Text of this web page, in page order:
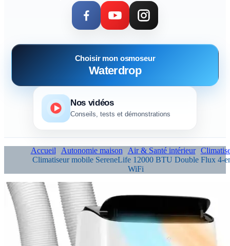
Choisir mon osmoseur
Waterdrop
Nos vidéos
Conseils, tests et démonstrations
Accueil Autonomie maison Air & Santé intérieur
Climatiseur mobile SereneLife 12000 BTU Double Flux 4-
WiFi